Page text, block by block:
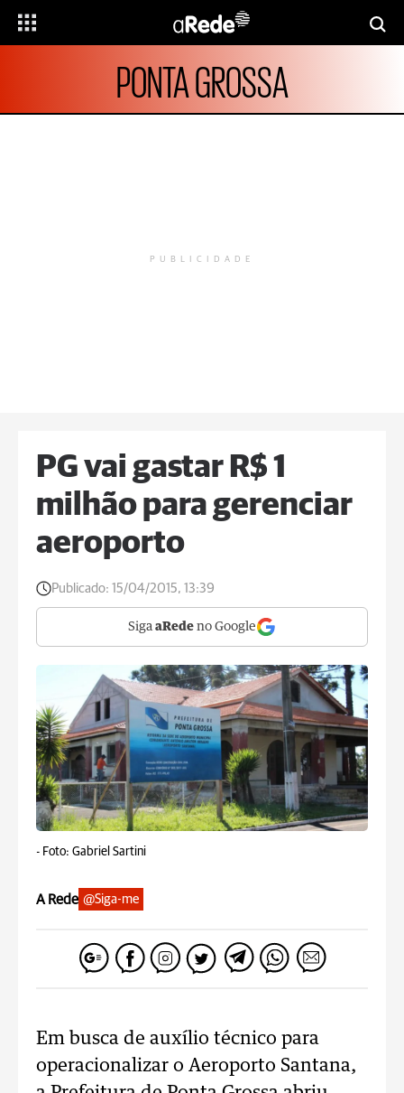
PONTA GROSSA
PUBLICIDADE
PG vai gastar R$ 1
milhão para gerenciar
aeroporto
Publicado: 15/04/2015, 13:39
Siga aRede no Google
- Foto: Gabriel Sartini
A Rede @Siga-me
Em busca de auxílio técnico para
operacionalizar o Aeroporto Santana,